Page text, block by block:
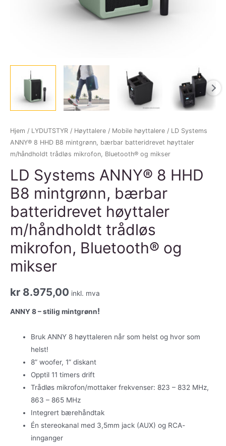
Hjem / LYDUTSTYR / Høyttalere / Mobile høyttalere / LD Systems
ANNY® 8 HHD B8 mintgrønn, bærbar batteridrevet høyttaler
m/håndholdt trådløs mikrofon, Bluetooth® og mikser
LD Systems ANNY® 8 HHD
B8 mintgrønn, bærbar
batteridrevet høyttaler
m/håndholdt trådløs
mikrofon, Bluetooth® og
mikser
kr 8.975,00 inkl. mva
ANNY 8 – stilig mintgrønn!
Bruk ANNY 8 høyttaleren når som helst og hvor som
helst!
8” woofer, 1” diskant
Opptil 11 timers drift
Trådløs mikrofon/mottaker frekvenser: 823 – 832 MHz,
863 – 865 MHz
Integrert bærehåndtak
Én stereokanal med 3,5mm jack (AUX) og RCA-
innganger